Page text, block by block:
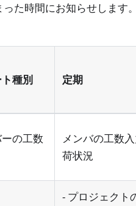
た時間にお知らせします
種別 定期
の工数
メンバの工数
荷状況
- プロジェクト